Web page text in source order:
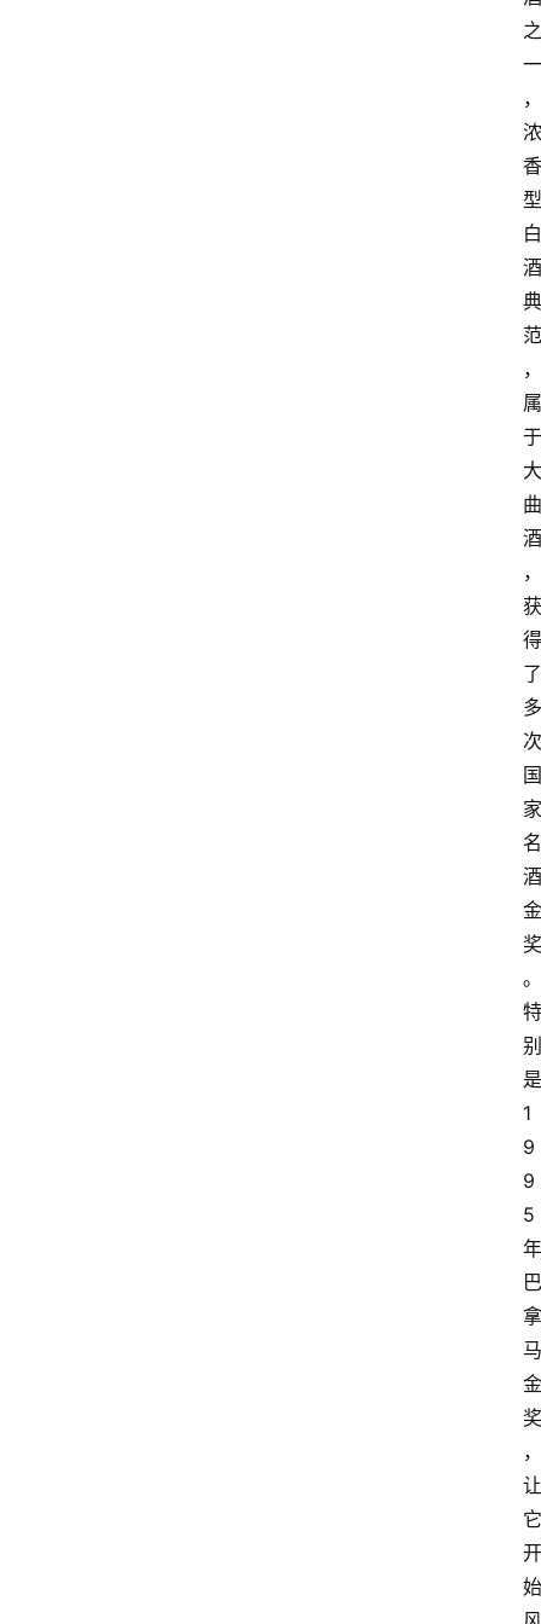
之
一
，
浓
香
型
白
酒
典
范
，
属
于
大
曲
酒
，
获
得
了
多
次
国
家
名
酒
金
奖
。
特
别
是
1
9
9
5
年
巴
拿
马
金
奖
，
让
它
开
始